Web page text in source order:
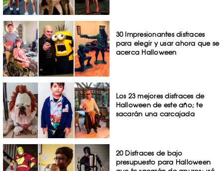
30 Impresionantes disfraces
para elegir y usar ahora que se
acerca Halloween
Los 23 mejores disfraces de
Halloween de este año; te
sacarán una carcajada
20 Disfraces de bajo
presupuesto para Halloween